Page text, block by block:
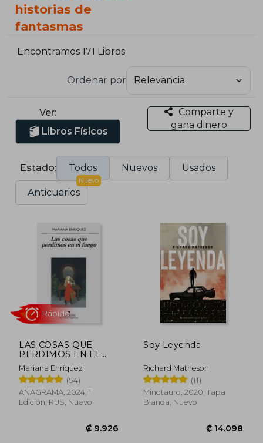
historias de
fantasmas
Encontramos 171 Libros
Ordenar por
Ver:
Libros Físicos
Comparte y
gana dinero
Estado: Todos Nuevos Usados
Anticuarios
Nuevo
LAS COSAS QUE
PERDIMOS EN EL
FUEGO
Mariana Enríquez
(54)
ANAGRAMA, 2024, 1
Edición, RUS, Nuevo
Rápido
Soy Leyenda
Richard Matheson
(11)
Minotauro, 2020, Tapa
Blanda, Nuevo